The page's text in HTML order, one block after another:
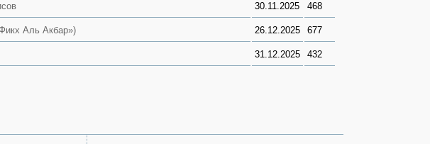
30.11.2025 468
Аль Акбар») 26.12.2025 677
31.12.2025 432